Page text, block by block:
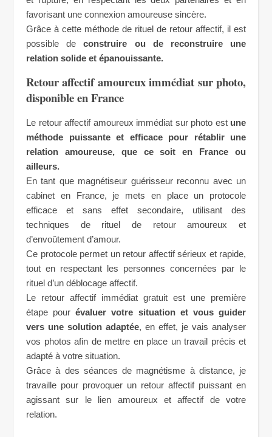
favorisant une connexion amoureuse sincère.
Grâce à cette méthode de rituel de retour affectif, il est
possible deconstruire ou de reconstruire une
relation solide et épanouissante.
Retour affectif amoureux immédiat sur photo,
disponible en France
Le retour affectif amoureux immédiat sur photo est une
méthode puissante et efficace pour rétablir une
relation amoureuse, que ce soit en France ou
ailleurs.
En tant que magnétiseur guérisseur reconnu avec un
cabinet en France, je mets en place un protocole
efficace et sans effet secondaire, utilisant des
techniques de rituel de retour amoureux et
d’envoûtement d’amour.
Ce protocole permet un retour affectif sérieux et rapide,
tout en respectant les personnes concernées par le
rituel d’un déblocage affectif.
Le retour affectif immédiat gratuit est une première
étape pourévaluer votre situation et vous guider
vers une solution adaptée, en effet, je vais analyser
vos photos afin de mettre en place un travail précis et
adapté à votre situation.
Grâce à des séances de magnétisme à distance, je
travaille pour provoquer un retour affectif puissant en
agissant sur le lien amoureux et affectif de votre
relation.